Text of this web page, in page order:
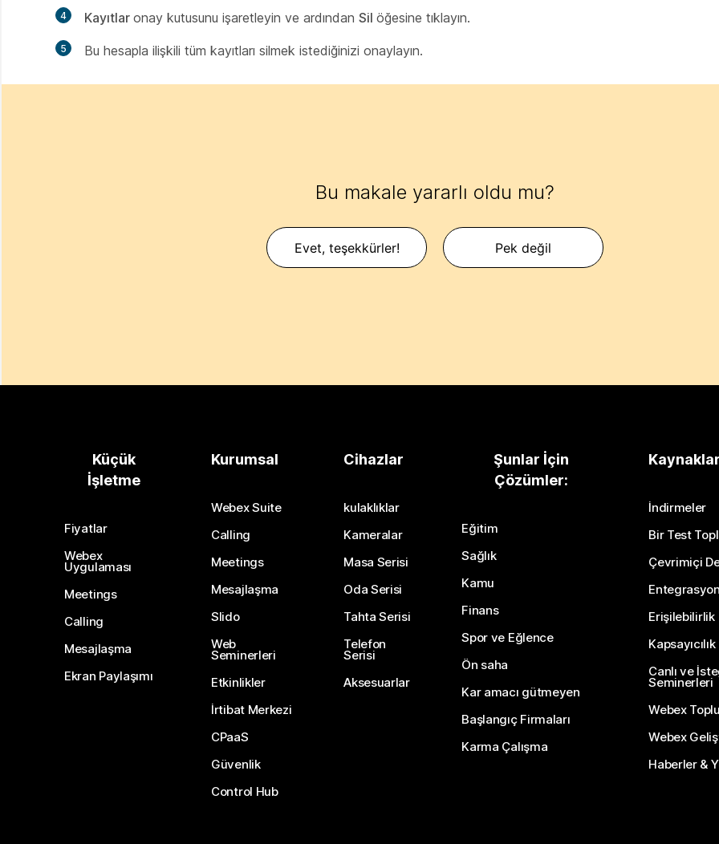
4 Kayıtlar onay kutusunu işaretleyin ve ardından Sil öğesine tıklayın.
5 Bu hesapla ilişkili tüm kayıtları silmek istediğinizi onaylayın.
Bu makale yararlı oldu mu?
Evet, teşekkürler! Pek değil
Küçük
İşletme
Fiyatlar
Webex
Uygulaması
Meetings
Calling
Mesajlaşma
Ekran Paylaşımı
Kurumsal
Webex Suite
Calling
Meetings
Mesajlaşma
Slido
Web
Seminerleri
Etkinlikler
İrtibat Merkezi
CPaaS
Güvenlik
Control Hub
Cihazlar
kulaklıklar
Kameralar
Masa Serisi
Oda Serisi
Tahta Serisi
Telefon
Serisi
Aksesuarlar
Şunlar İçin
Çözümler:
Eğitim
Sağlık
Kamu
Finans
Spor ve Eğlence
Ön saha
Kar amacı gütmeyen
Başlangıç Firmaları
Karma Çalışma
Kaynaklar
İndirmeler
Bir Test
Çevrimiçi
Entegrasyon
Erişilebilirlik
Kapsayıcılık
Canlı ve
Seminerleri
Webex
Webex
Haberler &